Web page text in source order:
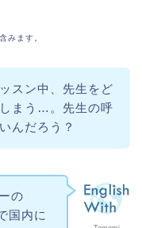
みます。
スン中、先生をど
まう…。先生の呼
んだろう？
の
国内に